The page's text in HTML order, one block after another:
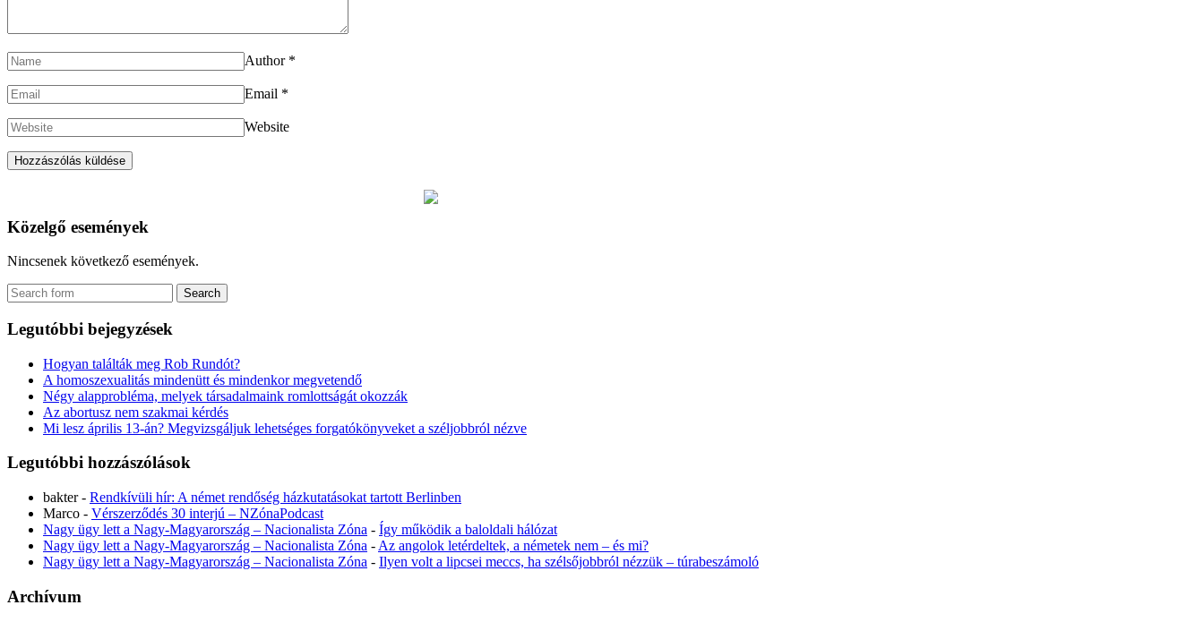
Author *
Email *
Website
Közelgő események
Nincsenek következő események.
Legutóbbi bejegyzések
Hogyan találták meg Rob Rundót?
A homoszexualitás mindenütt és mindenkor megvetendő
Négy alapprobléma, melyek társadalmaink romlottságát okozzák
Az abortusz nem szakmai kérdés
Mi lesz április 13-án? Megvizsgáljuk lehetséges forgatókönyveket a széljobbról nézve
Legutóbbi hozzászólások
bakter- Rendkívüli hír: A német rendőség házkutatásokat tartott Berlinben
Marco - Vérszerződés 30 interjú – NZónaPodcast
Nagy ügy lett a Nagy-Magyarország – Nacionalista Zóna - Így működik a baloldali hálózat
Nagy ügy lett a Nagy-Magyarország – Nacionalista Zóna - Az angolok letérdeltek, a németek nem – és mi?
Nagy ügy lett a Nagy-Magyarország – Nacionalista Zóna - Ilyen volt a lipcsei meccs, ha szélsőjobbról nézzük – túrabeszámoló
Archívum